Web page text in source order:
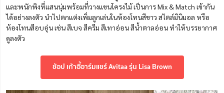
และพนักพิงที่แสนนุ่มพร้อมที่วางแขนโครงไม้ เป็นการ Mix & Match เข้ากัน
ได้อย่างลงตัว นำไปตกแต่งเพิ่มลูกเล่นในห้องโทนสีขาว สไตล์มินิมอล หรือ
ห้องโทนสีอบอุ่น เช่น สีเบจ สีครีม สีเทาอ่อน สีน้ำตาลอ่อน ทำให้บรรยากาศ
ดูลงตัว
ช้อป เก้าอี้อาร์มแชร์ Avitaa รุ่น Lisa Brown